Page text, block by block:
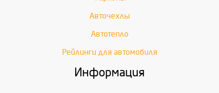
Авточехлы
Автотепло
Рейлинги для автомобиля
Информация